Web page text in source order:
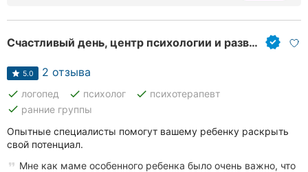
Счастливый день, центр психологии и развития
5.0 2 отзыва
done логопед done психолог done психотерапевт
done ранние группы
Опытные специалисты помогут вашему ребенку раскрыть
свой потенциал.
Мне как маме особенного ребенка было очень важно, что